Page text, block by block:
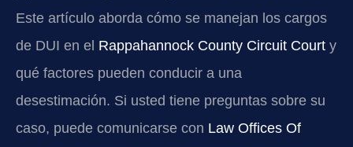
Este artículo aborda cómo se manejan los cargos
de DUI en el Rappahannock County Circuit Court y
qué factores pueden conducir a una
desestimación. Si usted tiene preguntas sobre su
caso, puede comunicarse con Law Offices Of